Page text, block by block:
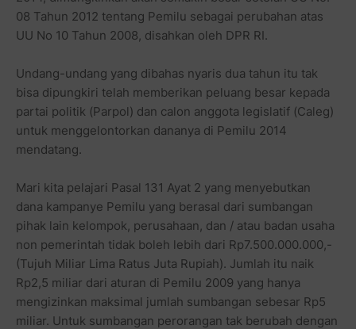
08 Tahun 2012 tentang Pemilu sebagai perubahan atas
UU No 10 Tahun 2008, disahkan oleh DPR RI.
Undang-undang yang dibahas nyaris dua tahun itu tak
bisa dipungkiri telah memberikan peluang besar kepada
partai politik (Parpol) dan calon anggota legislatif (Caleg)
untuk menggelontorkan dananya di Pemilu 2014
mendatang.
Mari kita pelajari Pasal 131 Ayat 2 yang menyebutkan
dana kampanye Pemilu yang berasal dari sumbangan
pihak lain kelompok, perusahaan, dan / atau badan usaha
non pemerintah tidak boleh lebih dari Rp7.500.000.000,-
(Tujuh Miliar Lima Ratus Juta Rupiah). Jumlah itu naik
Rp2,5 miliar dari aturan di Pemilu 2009 yang hanya
mengizinkan maksimal jumlah sumbangan sebesar Rp5
miliar. Untuk sumbangan perorangan tak berubah dengan